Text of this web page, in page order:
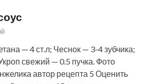
— 4 ст.л; Чеснок — 3-4 зубчика;
свежий — 0.5 пучка. Фото
автор рецепта 5 Оценить